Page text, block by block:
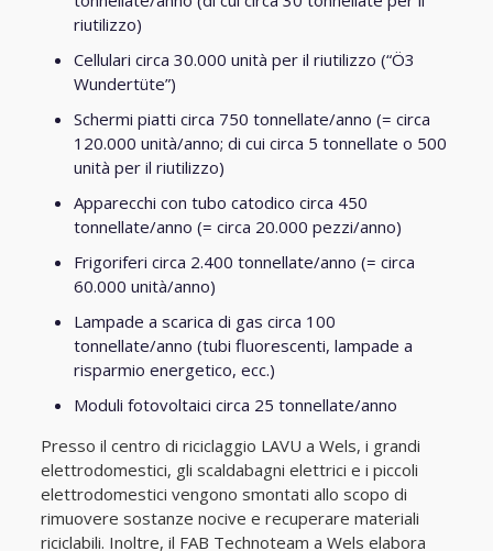
riutilizzo)
Cellulari circa 30.000 unità per il riutilizzo (“Ö3
Wundertüte”)
Schermi piatti circa 750 tonnellate/anno (= circa
120.000 unità/anno; di cui circa 5 tonnellate o 500
unità per il riutilizzo)
Apparecchi con tubo catodico circa 450
tonnellate/anno (= circa 20.000 pezzi/anno)
Frigoriferi circa 2.400 tonnellate/anno (= circa
60.000 unità/anno)
Lampade a scarica di gas circa 100
tonnellate/anno (tubi fluorescenti, lampade a
risparmio energetico, ecc.)
Moduli fotovoltaici circa 25 tonnellate/anno
Presso il centro di riciclaggio LAVU a Wels, i grandi
elettrodomestici, gli scaldabagni elettrici e i piccoli
elettrodomestici vengono smontati allo scopo di
rimuovere sostanze nocive e recuperare materiali
riciclabili. Inoltre, il FAB Technoteam a Wels elabora